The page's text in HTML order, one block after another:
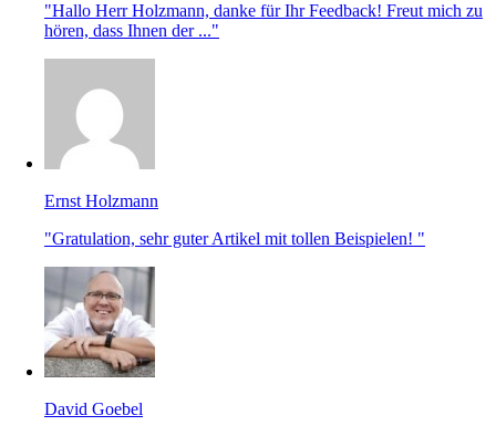
"Hallo Herr Holzmann, danke für Ihr Feedback! Freut mich zu
hören, dass Ihnen der ..."
Ernst Holzmann
"Gratulation, sehr guter Artikel mit tollen Beispielen! "
David Goebel